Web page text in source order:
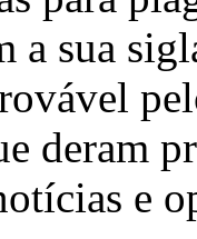
a sua
deram
e